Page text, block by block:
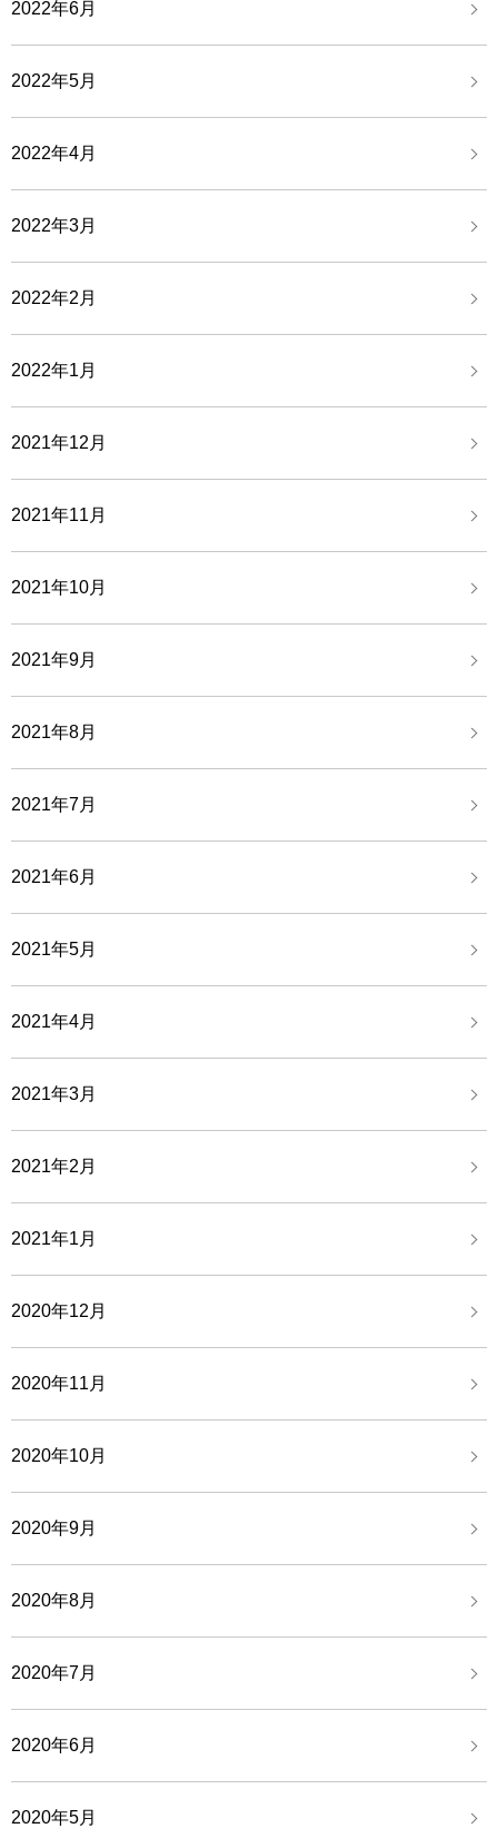
2022年6月
2022年5月
2022年4月
2022年3月
2022年2月
2022年1月
2021年12月
2021年11月
2021年10月
2021年9月
2021年8月
2021年7月
2021年6月
2021年5月
2021年4月
2021年3月
2021年2月
2021年1月
2020年12月
2020年11月
2020年10月
2020年9月
2020年8月
2020年7月
2020年6月
2020年5月